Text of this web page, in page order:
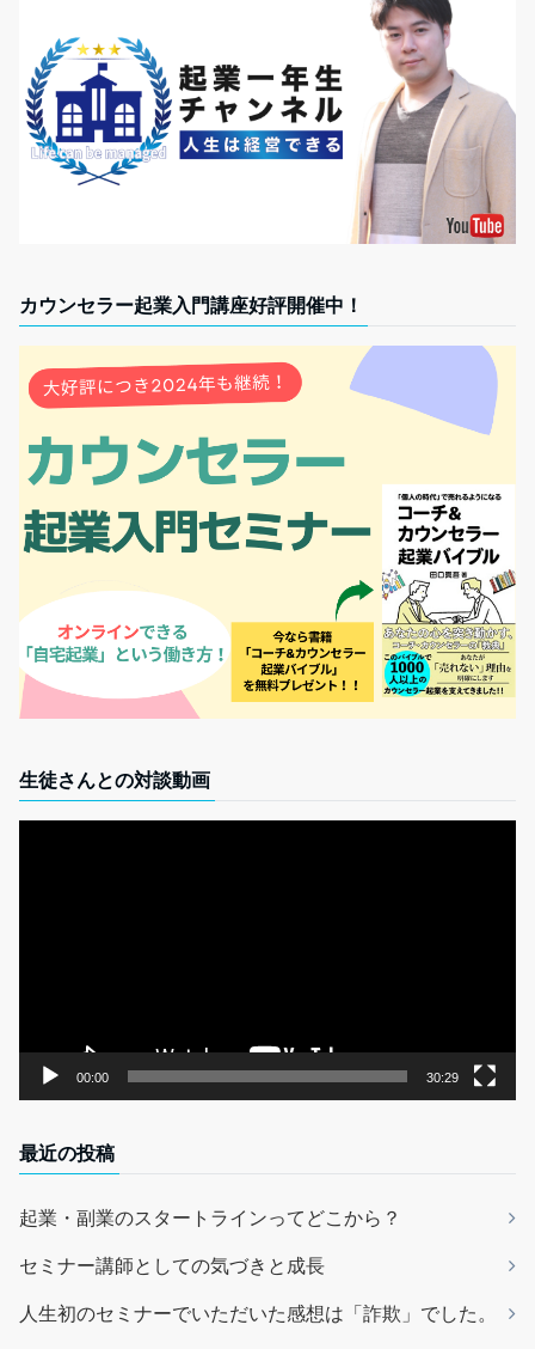
カウンセラー起業入門講座好評開催中！
生徒さんとの対談動画
00:00 30:29
最近の投稿
起業・副業のスタートラインってどこから？
セミナー講師としての気づきと成長
人生初のセミナーでいただいた感想は「詐欺」でした。